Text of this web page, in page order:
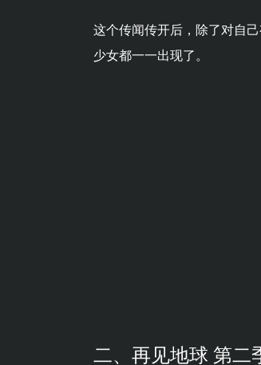
这个传闻传开后，除了对自
少女都一一出现了。
二、再见地球 第二